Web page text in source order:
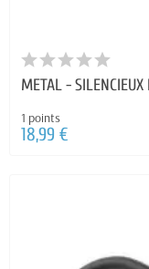
METAL -
1 points
18,99 €